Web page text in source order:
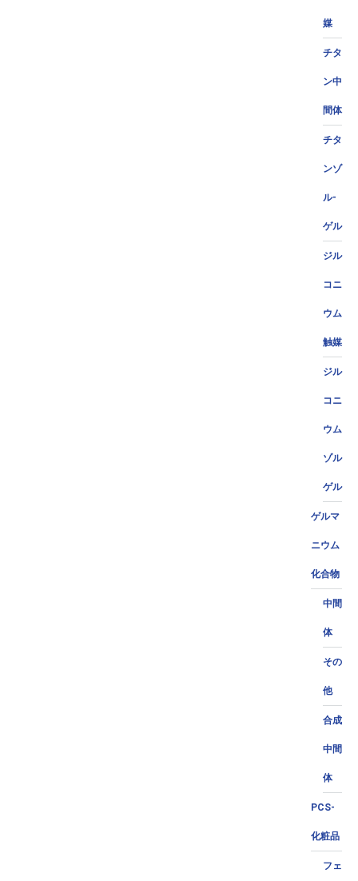
媒
チタ
ン中
間体
チタ
ンゾ
ル-
ゲル
ジル
コニ
ウム
触媒
ジル
コニ
ウム
ゾル
ゲル
ゲルマ
ニウム
化合物
中間
体
その
他
合成
中間
体
PCS-
化粧品
フェ